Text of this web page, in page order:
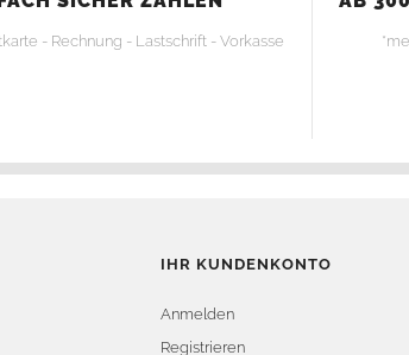
- Rechnung - Lastschrift - Vorkasse
IHR KUNDENKONTO
Anmelden
Registrieren